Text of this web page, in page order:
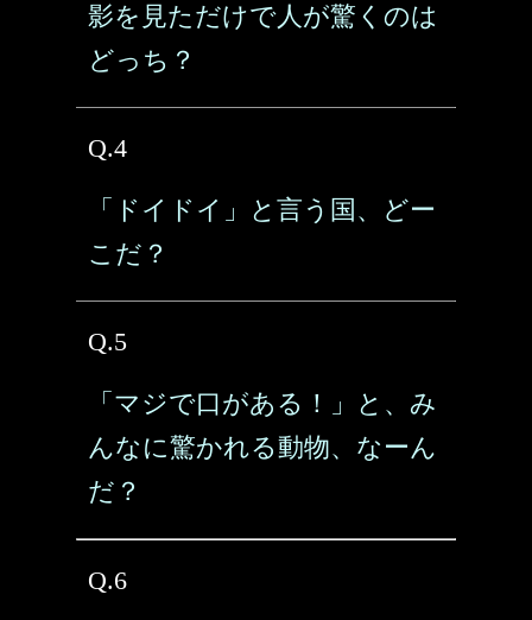
影を見ただけで人が驚くのは
どっち？
Q.4
「ドイドイ」と言う国、どー
こだ？
Q.5
「マジで口がある！」と、み
んなに驚かれる動物、なーん
だ？
Q.6